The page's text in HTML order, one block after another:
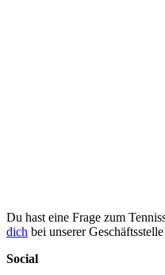
Du hast eine Frage zum
dich bei unserer
Social